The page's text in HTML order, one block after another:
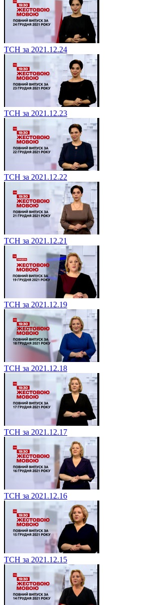
ТСН за 2021.12.24
ТСН за 2021.12.23
ТСН за 2021.12.22
ТСН за 2021.12.21
ТСН за 2021.12.19
ТСН за 2021.12.18
ТСН за 2021.12.17
ТСН за 2021.12.16
ТСН за 2021.12.15